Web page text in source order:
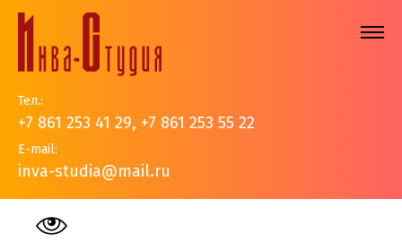
Тел.:
+7 861 253 41 29, +7 861 253 55 22
E-mail:
inva-studia@mail.ru
На главную > События > Выставки > Поездка в
2008 г.